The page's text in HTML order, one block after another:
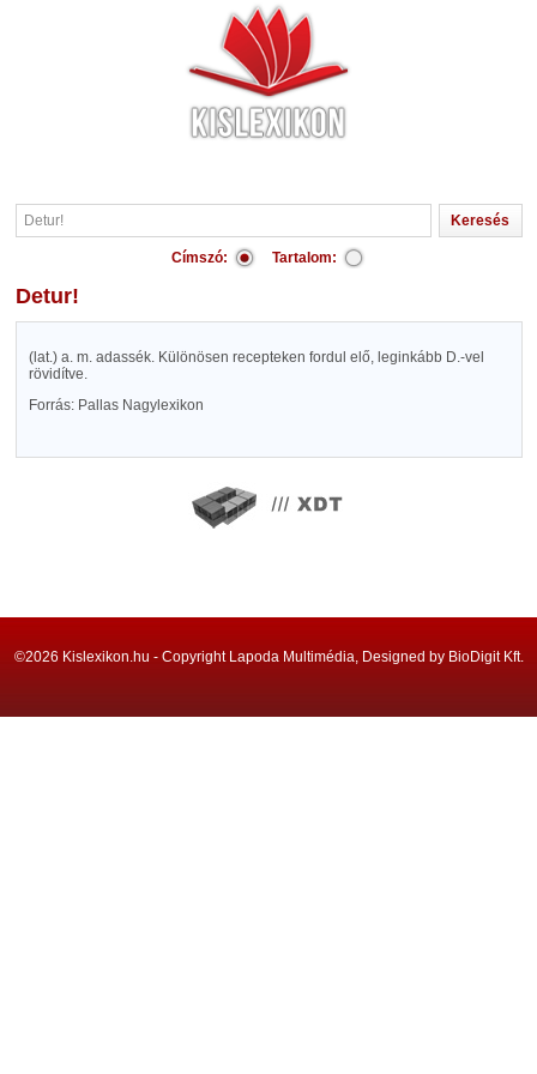
Címszó: Tartalom:
Detur!
(lat.) a. m. adassék. Különösen recepteken fordul elő, leginkább D.-vel
rövidítve.
Forrás: Pallas Nagylexikon
©2026 Kislexikon.hu - Copyright Lapoda Multimédia, Designed by BioDigit Kft.